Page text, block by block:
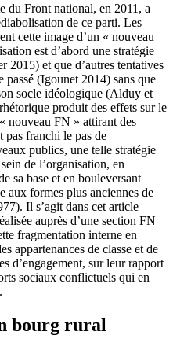
du Front national, en 2011, a
de ce parti. Les
cette image d’un « nouveau
est d’abord une stratégie
2015) et que d’autres tentatives
(Igounet 2014) sans que
socle idéologique (Alduy et
produit des effets sur le
nouveau FN » attirant des
pas franchi le pas de
publics, une telle stratégie
de l’organisation, en
sa base et en bouleversant
aux formes plus anciennes de
Il s’agit dans cet article
auprès d’une section FN
fragmentation interne en
appartenances de classe et de
d’engagement, sur leur rapport
sociaux conflictuels qui en
bourg rural